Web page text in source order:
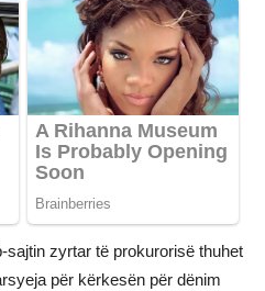
sajtin zyrtar të prokurorisë thuhet
për kërkesën për dënim